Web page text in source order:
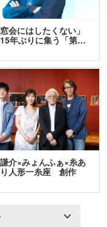
窓会にはしたくない」
年ぶりに集う「第…
介×みょんふぁ×糸あ
人形一糸座 創作